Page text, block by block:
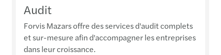
Audit
Forvis Mazars offre des services d'audit complets
et sur-mesure afin d'accompagner les entreprises
dans leur croissance.